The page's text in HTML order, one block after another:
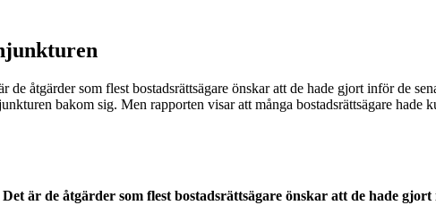
åtgärder som flest bostadsrättsägare önskar att de hade gjort inför de
bakom sig. Men rapporten visar att många bostadsrättsägare hade
är de åtgärder som flest bostadsrättsägare önskar att de hade